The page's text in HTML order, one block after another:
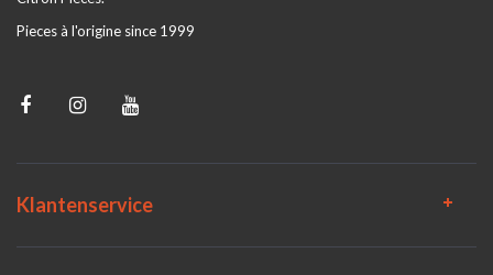
Pieces à l'origine since 1999
Klantenservice